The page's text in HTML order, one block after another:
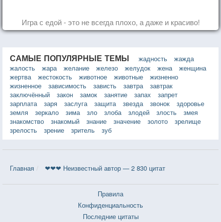
Игра с едой - это не всегда плохо, а даже и красиво!
САМЫЕ ПОПУЛЯРНЫЕ ТЕМЫ жадность
жажда
жалость
жара желание железо желудок жена
женщина
жертва
жестокость животное животные
жизненно
жизненное
зависимость зависть завтра
завтрак
заключённый
закон замок занятие запах
запрет
зарплата
заря заслуга защита звезда звонок
здоровье
земля
зеркало зима зло злоба злодей злость
змея
знакомство
знакомый знание значение золото
зрелище
зрелость
зрение зритель зуб
Главная ❤❤❤ Неизвестный автор — 2 830 цитат
Правила
Конфиденциальность
Последние цитаты